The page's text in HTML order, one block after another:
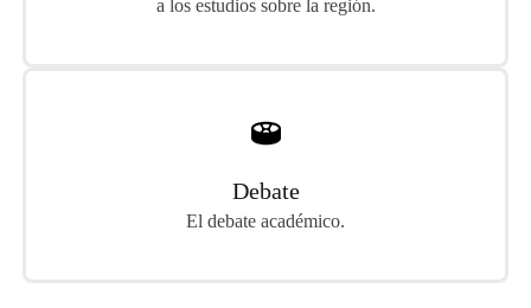
a los estudios sobre la región.
Debate
El debate académico.